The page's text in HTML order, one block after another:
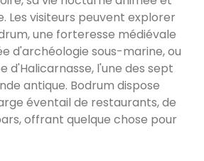
Les visiteurs peuvent explorer
une forteresse médiévale
d'archéologie sous-marine, ou
d'Halicarnasse, l'une des sept
antique. Bodrum dispose
éventail de restaurants, de
offrant quelque chose pour